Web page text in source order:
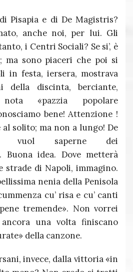
Pisapia e di De Magistris?
anche noi, per lui. Gli
i Centri Sociali? Se si’, è
ma sono piaceri che poi si
in festa, iersera, mostrava
discinta, berciante,
«pazzia popolare
bene! Attenzione !
solito; ma non a lungo! De
vuol saperne dei
Buona idea. Dove metterà
strade di Napoli, immagino.
nenia della Penisola
cu’ risa e cu’ canti
tremende». Non vorrei
una volta finiscano
della canzone.
invece, dalla vittoria «in